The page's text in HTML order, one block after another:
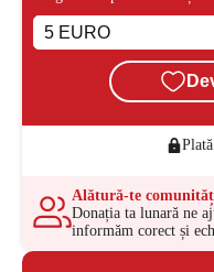
Alătură-te
Donația ta lunară ne
informăm corect și